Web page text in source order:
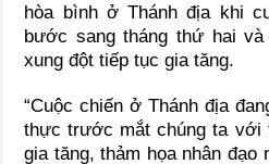
hòa bình ở Thánh địa khi
bước sang tháng thứ hai
xung đột tiếp tục gia tăng.
“Cuộc chiến ở Thánh địa
thực trước mắt chúng ta với
gia tăng, thảm họa nhân đạo